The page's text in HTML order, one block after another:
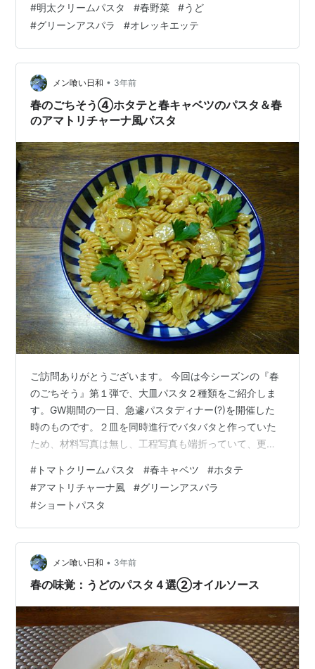
小口切り） 約３０g ＊下茹で済み＆冷凍しておいたもの
を使っています。 グリーンアスパラ（太めのLサイズ）
１本 ニンニク（潰す） 小１片 タマネギ（みじん切り）
４０g 辛子明太子 ３０g ＊１/４ほど飾り用に除け、残り
にマヨネーズ小さじ１＋１/２を混ぜる。 ●調味料など
オリー…
#明太クリームパスタ #春野菜 #うど
#グリーンアスパラ #オレッキエッテ
メン喰い日和 • 3年前
春のごちそう④ホタテと春キャベツのパスタ＆春
のアマトリチャーナ風パスタ
ご訪問ありがとうございます。 今回は今シーズンの『春
のごちそう』第１弾で、大皿パスタ２種類をご紹介しま
す。GW期間の一日、急遽パスタディナー(?)を開催した
時のものです。２皿を同時進行でバタバタと作っていた
ため、材料写真は無し、工程写真も端折っていて、更に
い。 ★ホタテと春キャベツのトマトクリームパスタ 材料
（大皿に入る分） 作り方 ★春のアマトリチャーナ風ペン
ネ 材料（大皿に入る分） 作り方 ★ホタテと春キャベツ
のトマトクリームパスタ 材料（大皿に入る分） フジッリ
（ショートパスタ ）２００g ホタテ貝柱（冷凍していた
もの）７個 ＊厚みがある…
# トマトクリームパスタ #春キャベツ #ホタテ
#アマトリチャーナ風 #グリーンアスパラ
#ショートパスタ
メン喰い日和 • 3年前
春の味覚：うどのパスタ４選②オイルソース